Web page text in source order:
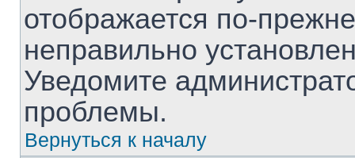
отображается по-
неправильно
Уведомите
проблемы.
Вернуться к началу